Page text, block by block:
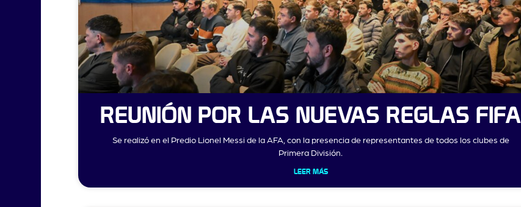
REUNIÓN POR LAS NUEVAS REGLAS FIFA
Se realizó en el Predio Lionel Messi de la AFA, con la presencia de representantes de todos los clubes de
Primera División.
LEER MÁS